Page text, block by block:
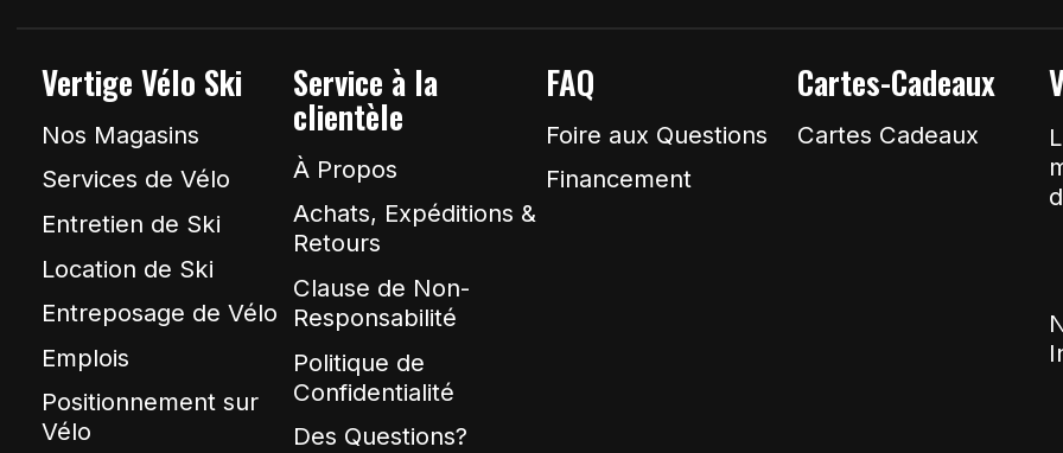
Vertige Vélo Ski
Nos Magasins
Services de Vélo
Entretien de Ski
Location de Ski
Entreposage de Vélo
Emplois
Positionnement sur
Vélo
Service à la
clientèle
À Propos
Achats, Expéditions &
Retours
Clause de Non-
Responsabilité
Politique de
Confidentialité
Des Questions?
FAQ
Foire aux Questions
Financement
Cartes-Cadeaux
Cartes Cadeaux